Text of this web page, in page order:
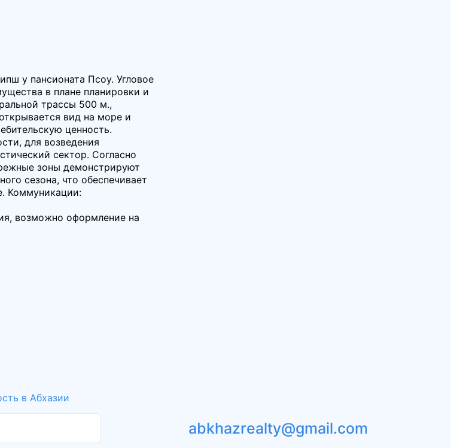
у пансионата Псоу. Угловое
в плане планировки и
трассы 500 м.,
вид на море и
ценность.
для возведения
сектор. Согласно
зоны демонстрируют
сезона, что обеспечивает
Коммуникации:
возможно оформление на
в Абхазии
abkhazrealty@gmail.com